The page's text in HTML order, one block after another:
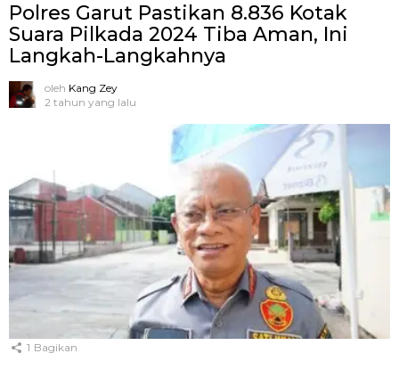
Polres Garut Pastikan 8.836 Kotak
Suara Pilkada 2024 Tiba Aman, Ini
Langkah-Langkahnya
oleh Kang Zey
2 tahun yang lalu
1 Bagikan